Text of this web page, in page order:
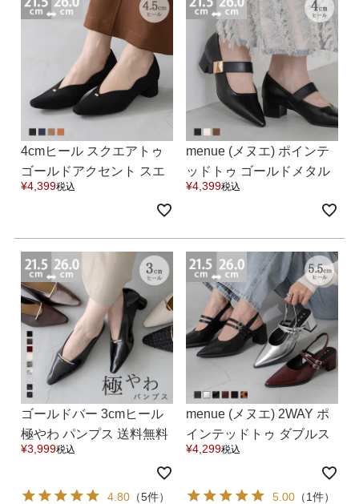
サイズの測り方
お問い合わせ
特定商取引法
会社概要
4cmヒール スクエアトゥ
ゴールドアクセント スエ
ード パンプス 送料無料 8
¥4,399税込
menue (メヌエ) ポインテ
ッドトゥ ゴールドメタル
4cmヒール メリージェー
¥4,399税込
ゴールドバー 3cmヒール
極やわ パンプス 送料無料
¥3,999税込
4.80（5件）
menue (メヌエ) 2WAY ポ
インテッドトゥ ダブルス
トラップパンプス 送料無
¥4,299税込
5.00 （1件）